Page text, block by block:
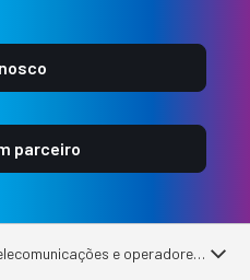
parceiro
e operadores